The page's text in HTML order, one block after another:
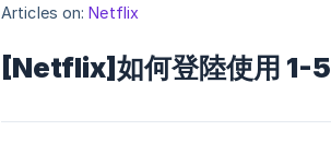
Articles on: Netflix
[Netflix]如何登陸使用 1-5